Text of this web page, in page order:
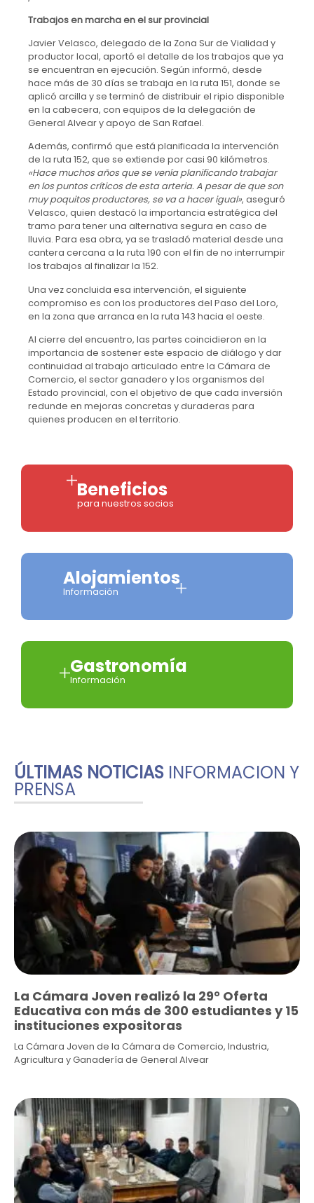
Trabajos en marcha en el sur provincial
Javier Velasco, delegado de la Zona Sur de Vialidad y
productor local, aportó el detalle de los trabajos que ya
se encuentran en ejecución. Según informó, desde
hace más de 30 días se trabaja en la ruta 151, donde se
aplicó arcilla y se terminó de distribuir el ripio disponible
en la cabecera, con equipos de la delegación de
General Alvear y apoyo de San Rafael.
Además, confirmó que está planificada la intervención
de la ruta 152, que se extiende por casi 90 kilómetros.
«Hace muchos años que se venía planificando trabajar
en los puntos críticos de esta arteria. A pesar de que son
muy poquitos productores, se va a hacer igual», aseguró
Velasco, quien destacó la importancia estratégica del
tramo para tener una alternativa segura en caso de
lluvia. Para esa obra, ya se trasladó material desde una
cantera cercana a la ruta 190 con el fin de no interrumpir
los trabajos al finalizar la 152.
Una vez concluida esa intervención, el siguiente
compromiso es con los productores del Paso del Loro,
en la zona que arranca en la ruta 143 hacia el oeste.
Al cierre del encuentro, las partes coincidieron en la
importancia de sostener este espacio de diálogo y dar
continuidad al trabajo articulado entre la Cámara de
Comercio, el sector ganadero y los organismos del
Estado provincial, con el objetivo de que cada inversión
redunde en mejoras concretas y duraderas para
quienes producen en el territorio.
Beneficios
para nuestros socios
Alojamientos
Información
Gastronomía
Información
ÚLTIMAS NOTICIAS INFORMACION Y
PRENSA
La Cámara Joven realizó la 29° Oferta
Educativa con más de 300 estudiantes y 15
instituciones expositoras
La Cámara Joven de la Cámara de Comercio, Industria,
Agricultura y Ganadería de General Alvear